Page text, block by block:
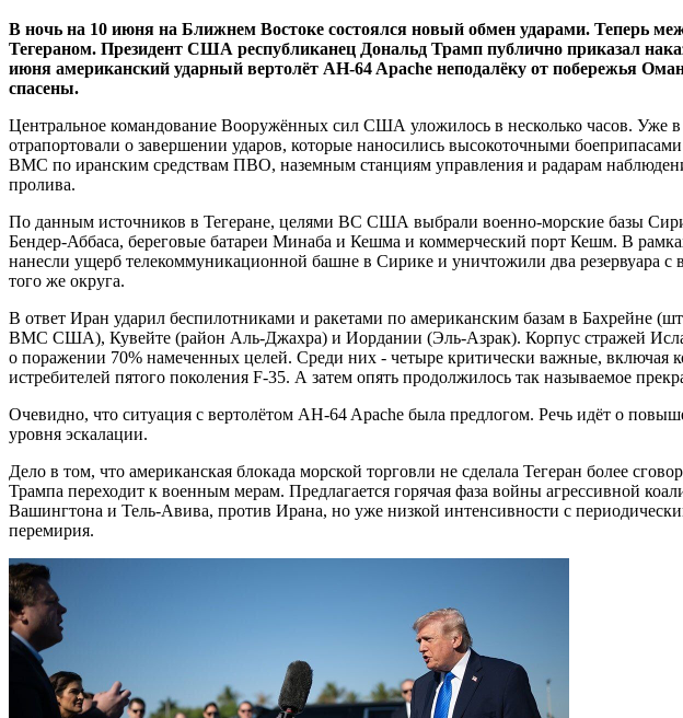
В ночь на 10 июня на Ближнем Востоке состоялся новый обмен ударами. Теперь
Тегераном. Президент США республиканец Дональд Трамп публично приказал
июня американский ударный вертолёт AH-64 Apache неподалёку от побережья
спасены.
Центральное командование Вооружённых сил США уложилось в несколько часов. Уже
отрапортовали о завершении ударов, которые наносились высокоточными
ВМС по иранским средствам ПВО, наземным станциям управления и радарам
пролива.
По данным источников в Тегеране, целями ВС США выбрали военно-морские базы
Бендер-Аббаса, береговые батареи Минаба и Кешма и коммерческий порт Кешм. В
нанесли ущерб телекоммуникационной башне в Сирике и уничтожили два резервуара с
того же округа.
В ответ Иран ударил беспилотниками и ракетами по американским базам в Бахрейне
ВМС США), Кувейте (район Аль-Джахра) и Иордании (Эль-Азрак). Корпус стражей
о поражении 70% намеченных целей. Среди них - четыре критически важные, включая
истребителей пятого поколения F-35. А затем опять продолжилось так называемое
Очевидно, что ситуация с вертолётом AH-64 Apache была предлогом. Речь идёт о
уровня эскалации.
Дело в том, что американская блокада морской торговли не сделала Тегеран более
Трампа переходит к военным мерам. Предлагается горячая фаза войны агрессивной
Вашингтона и Тель-Авива, против Ирана, но уже низкой интенсивности с
перемирия.